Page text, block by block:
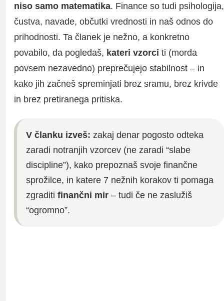
niso samo matematika. Finance so tudi psihologija,
čustva, navade, občutki vrednosti in naš odnos do
prihodnosti. Ta članek je nežno, a konkretno
povabilo, da pogledaš, kateri vzorci ti (morda
povsem nezavedno) preprečujejo stabilnost – in
kako jih začneš spreminjati brez sramu, brez krivde
in brez pretiranega pritiska.
V članku izveš: zakaj denar pogosto odteka
zaradi notranjih vzorcev (ne zaradi “slabe
discipline”), kako prepoznaš svoje finančne
sprožilce, in katere 7 nežnih korakov ti pomaga
zgraditi finančni mir – tudi če ne zaslužiš
“ogromno”.